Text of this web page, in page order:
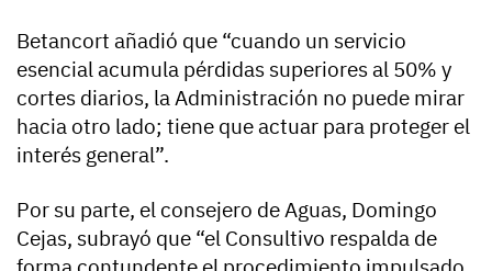
Betancort añadió que “cuando un servicio
esencial acumula pérdidas superiores al 50% y
cortes diarios, la Administración no puede mirar
hacia otro lado; tiene que actuar para proteger el
interés general”.
Por su parte, el consejero de Aguas, Domingo
Cejas, subrayó que “el Consultivo respalda de